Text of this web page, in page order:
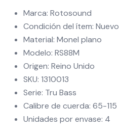
Marca: Rotosound
Condición del ítem: Nuevo
Material: Monel plano
Modelo: RS88M
Origen: Reino Unido
SKU: 1310013
Serie: Tru Bass
Calibre de cuerda: 65-115
Unidades por envase: 4